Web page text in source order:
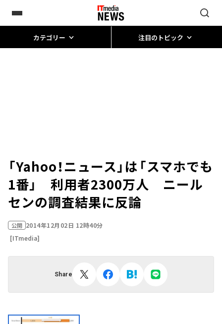
カテゴリー 注目のトピック
「Yahoo！ニュース」は「スマホでも
1番」 利用者2300万人 ニール
センの調査結果に反論
公開 2014年12月02日 12時40分
[ITmedia]
Share